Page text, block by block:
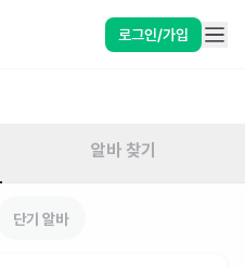
로그인/가입
알바 찾기
단기 알바